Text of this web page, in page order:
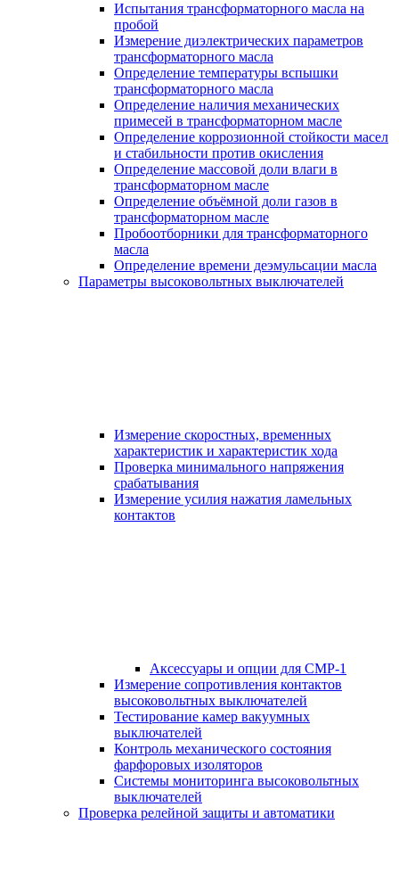
Испытания трансформаторного масла на
пробой
Измерение диэлектрических параметров
трансформаторного масла
Определение температуры вспышки
трансформаторного масла
Определение наличия механических
примесей в трансформаторном масле
Определение коррозионной стойкости масел
и стабильности против окисления
Определение массовой доли влаги в
трансформаторном масле
Определение объёмной доли газов в
трансформаторном масле
Пробоотборники для трансформаторного
масла
Определение времени деэмульсации масла
Параметры высоковольтных выключателей
Измерение скоростных, временных
характеристик и характеристик хода
Проверка минимального напряжения
срабатывания
Измерение усилия нажатия ламельных
контактов
Аксессуары и опции для СМР-1
Измерение сопротивления контактов
высоковольтных выключателей
Тестирование камер вакуумных
выключателей
Контроль механического состояния
фарфоровых изоляторов
Системы мониторинга высоковольтных
выключателей
Проверка релейной защиты и автоматики